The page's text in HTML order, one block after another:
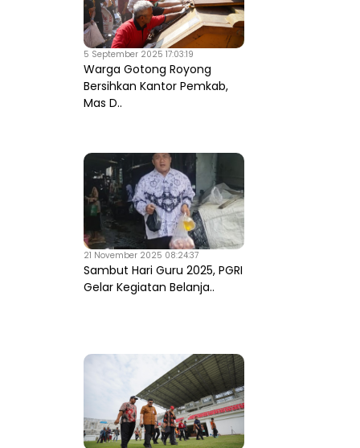
5 September 2025 17:03:19
Warga Gotong Royong
Bersihkan Kantor Pemkab,
Mas D..
21 November 2025 08:24:37
Sambut Hari Guru 2025, PGRI
Gelar Kegiatan Belanja..